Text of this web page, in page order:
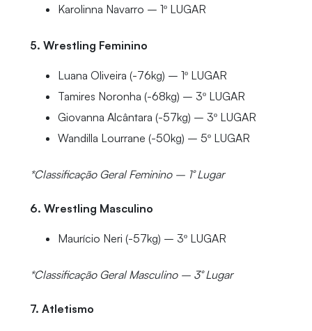
Karolinna Navarro – 1º LUGAR
5. Wrestling Feminino
Luana Oliveira (-76kg) – 1º LUGAR
Tamires Noronha (-68kg) – 3º LUGAR
Giovanna Alcântara (-57kg) – 3º LUGAR
Wandilla Lourrane (-50kg) – 5º LUGAR
*Classificação Geral Feminino – 1° Lugar
6. Wrestling Masculino
Maurício Neri (-57kg) – 3º LUGAR
*Classificação Geral Masculino – 3° Lugar
7. Atletismo